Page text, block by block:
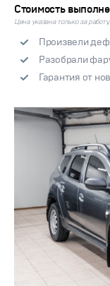
Стоимость
Цена указана только за
Произвели
Разобрали
Гарантия от